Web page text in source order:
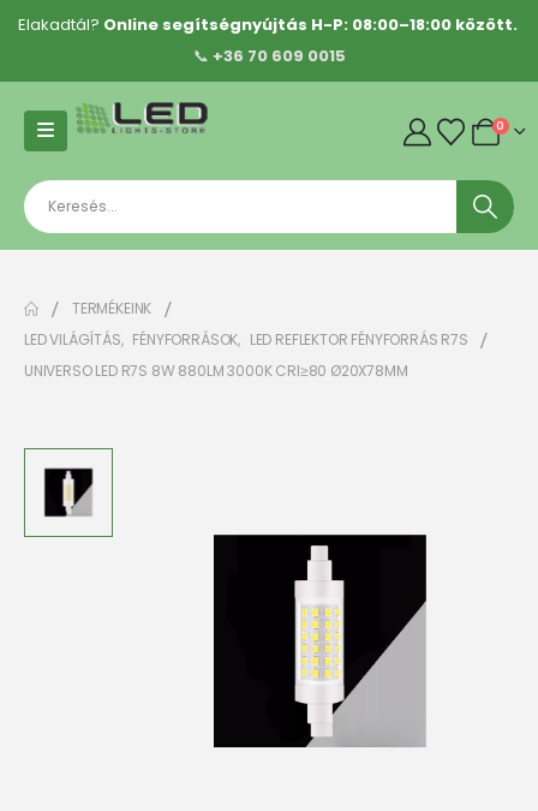
Elakadtál? Online segítségnyújtás H-P: 08:00–18:00 között.
📞 +36 70 609 0015
0
TERMÉKEINK
LED VILÁGÍTÁS, FÉNYFORRÁSOK, LED REFLEKTOR FÉNYFORRÁS R7S
UNIVERSO LED R7S 8W 880LM 3000K CRI≥80 Ø20X78MM